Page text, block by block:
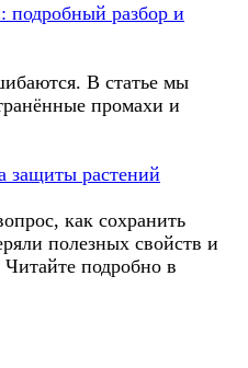
подробный разбор и
В статье мы
промахи и
защиты растений
как сохранить
полезных свойств и
подробно в